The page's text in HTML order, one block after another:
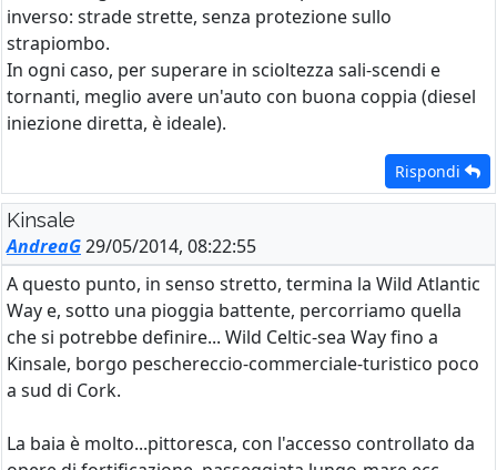
inverso: strade strette, senza protezione sullo
strapiombo.
In ogni caso, per superare in scioltezza sali-scendi e
tornanti, meglio avere un'auto con buona coppia (diesel
iniezione diretta, è ideale).
Rispondi
Kinsale
AndreaG29/05/2014, 08:22:55
A questo punto, in senso stretto, termina la Wild Atlantic
Way e, sotto una pioggia battente, percorriamo quella
che si potrebbe definire... Wild Celtic-sea Way fino a
Kinsale, borgo peschereccio-commerciale-turistico poco
a sud di Cork.
La baia è molto...pittoresca, con l'accesso controllato da